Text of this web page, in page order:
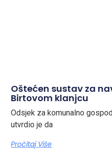
Oštećen sustav za
Birtovom klanjcu
Odsjek za komunalno
utvrdio je da
Pročitaj Više